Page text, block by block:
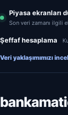
Piyasa ekranları
Son veri zamanı ilgili
Şeffaf hesaplama
Veri yaklaşımımızı